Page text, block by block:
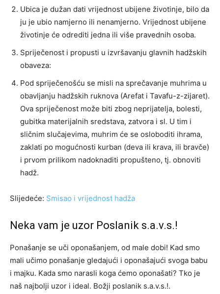
Ubica je dužan dati vrijednost ubijene životinje, bilo da
ju je ubio namjerno ili nenamjerno. Vrijednost ubijene
životinje će odrediti jedna ili više pravednih osoba.
Spriječenost i propusti u izvršavanju glavnih hadžskih
obaveza:
Pod spriječenošću se misli na sprečavanje muhrima u
obavljanju hadžskih ruknova (Arefat i Tavafu-z-zijaret).
Ova spriječenost može biti zbog neprijatelja, bolesti,
gubitka materijalnih sredstava, zatvora i sl. U tim i
sličnim slučajevima, muhrim će se osloboditi ihrama,
zaklati po mogućnosti kurban (deva ili krava, ili bravče)
i prvom prilikom nadoknaditi propušteno, tj. obnoviti
hadž.
Slijedeće: Smisao i vrijednost hadža
Neka vam je uzor Poslanik s.a.v.s.!
Ponašanje se uči oponašanjem, od male dobi! Kad smo
mali učimo ponašanje gledajući i oponašajući svoga babu
i majku. Kada smo narasli koga ćemo oponašati? Tko je
naš najbolji uzor i ideal. Božji poslanik s.a.v.s.!.